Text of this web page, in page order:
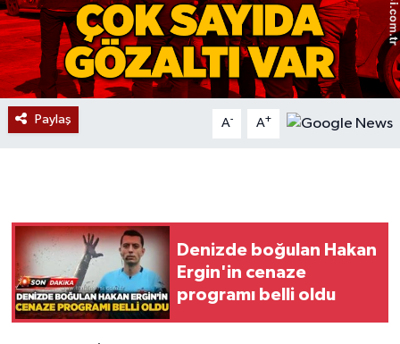
Paylaş A- A+
Denizde boğulan Hakan
Ergin'in cenaze
programı belli oldu
DUNYA
Düzce
Eğitim
Gökçebey
GÜNDEM
İş ilanı